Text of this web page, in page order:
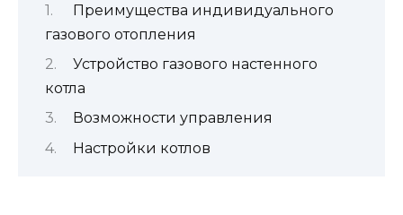
Преимущества индивидуального
газового отопления
Устройство газового настенного
котла
Возможности управления
Настройки котлов